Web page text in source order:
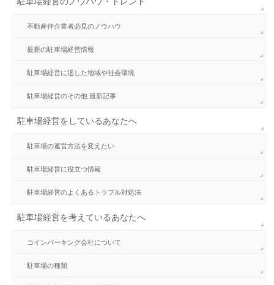
不動産仲介業者必見のノウハウ
最新の駐車場経営情報
駐車場経営に適した地域や社会環境
駐車場経営のその他 最新記事
駐車場経営をしているあなたへ
駐車場の運営方法を変えたい
駐車場経営に役立つ情報
駐車場経営のよくあるトラブル対処法
駐車場経営を考えているあなたへ
コインパーキング会社について
駐車場の種類